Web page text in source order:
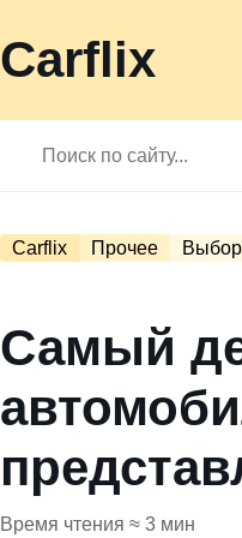
Carflix
Carflix Прочее
Самый
Время чтения ≈ 3 мин